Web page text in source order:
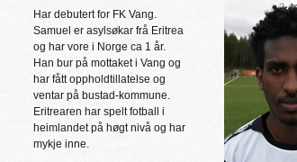
Har debutert for FK Vang.
Samuel er asylsøkar frå Eritrea
og har vore i Norge ca 1 år.
Han bur på mottaket i Vang og
har fått oppholdtillatelse og
ventar på bustad-kommune.
Eritrearen har spelt fotball i
heimlandet på høgt nivå og har
mykje inne.